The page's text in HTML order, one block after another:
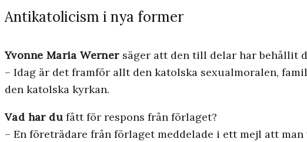
Antikatolicism i nya former
Yvonne Maria Wernersäger att den till delar har behållit
– Idag är det framför allt den katolska sexualmoralen,
den katolska kyrkan.
Vad har du fått för respons från förlaget?
– En företrädare från förlaget meddelade i ett mejl att